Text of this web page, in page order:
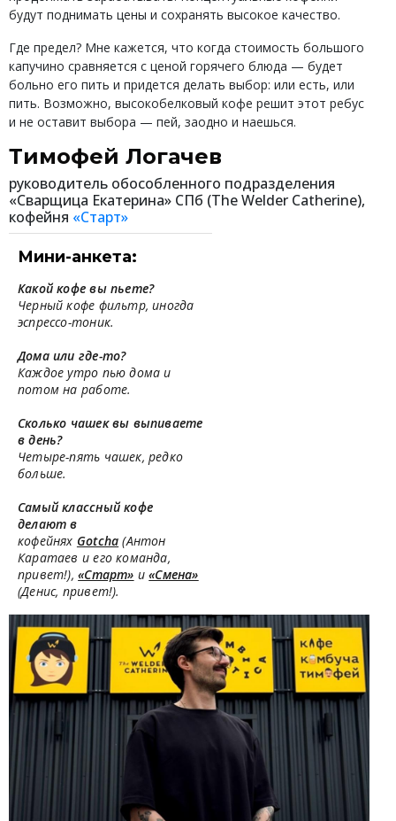
будут поднимать цены и сохранять высокое качество.
Где предел? Мне кажется, что когда стоимость большого
капучино сравняется с ценой горячего блюда — будет
больно его пить и придется делать выбор: или есть, или
пить. Возможно, высокобелковый кофе решит этот ребус
и не оставит выбора — пей, заодно и наешься.
Тимофей Логачев
руководитель обособленного подразделения
«Сварщица Екатерина» СПб (The Welder Catherine),
кофейня «Старт»
Мини-анкета:
Какой кофе вы пьете?
Черный кофе фильтр, иногда
эспрессо-тоник.
Дома или где-то?
Каждое утро пью дома и
потом на работе.
Сколько чашек вы выпиваете
в день?
Четыре-пять чашек, редко
больше.
Самый классный кофе
делают в
кофейнях Gotcha (Антон
Каратаев и его команда,
привет!),«Старт» и«Смена»
(Денис, привет!).